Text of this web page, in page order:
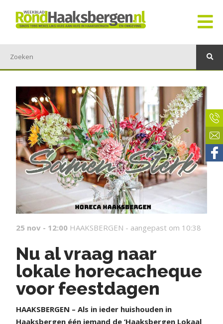
25 nov - 12:00 HAAKSBERGEN - aangepast om 10:38
Nu al vraag naar
lokale horecacheque
voor feestdagen
HAAKSBERGEN – Als in ieder huishouden in
Haaksbergen één iemand de ‘Haaksbergen Lokaal